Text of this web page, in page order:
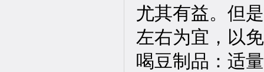
尤其有益。但
左右为宜，以
喝豆制品：适